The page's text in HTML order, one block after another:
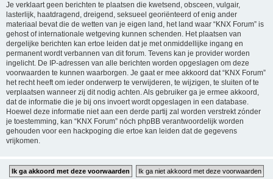
Je verklaart geen berichten te plaatsen die kwetsend, obsceen, vulgair,
lasterlijk, haatdragend, dreigend, seksueel georiënteerd of enig ander
materiaal bevat die de wetten van je eigen land, het land waar “KNX Forum” is
gehost of internationale wetgeving kunnen schenden. Het plaatsen van
dergelijke berichten kan ertoe leiden dat je met onmiddellijke ingang en
permanent wordt verbannen van dit forum. Tevens kan je provider worden
ingelicht. De IP-adressen van alle berichten worden opgeslagen om deze
voorwaarden te kunnen waarborgen. Je gaat er mee akkoord dat “KNX Forum”
het recht heeft om ieder onderwerp te verwijderen, te wijzigen, te sluiten of te
verplaatsen wanneer zij dit nodig achten. Als gebruiker ga je ermee akkoord,
dat de informatie die je bij ons invoert wordt opgeslagen in een database.
Hoewel deze informatie niet aan een derde partij zal worden verstrekt zónder
je toestemming, kan “KNX Forum” nóch phpBB verantwoordelijk worden
gehouden voor een hackpoging die ertoe kan leiden dat de gegevens
vrijkomen.